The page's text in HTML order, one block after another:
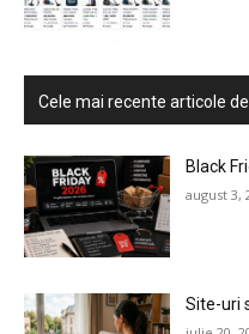
Cele mai recente articole
Black
august 3,
Site-uri